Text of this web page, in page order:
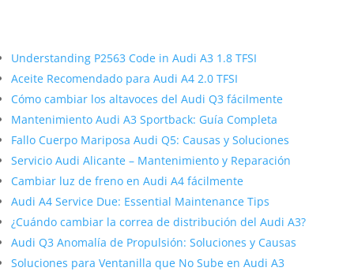
Understanding P2563 Code in Audi A3 1.8 TFSI
Aceite Recomendado para Audi A4 2.0 TFSI
Cómo cambiar los altavoces del Audi Q3 fácilmente
Mantenimiento Audi A3 Sportback: Guía Completa
Fallo Cuerpo Mariposa Audi Q5: Causas y Soluciones
Servicio Audi Alicante – Mantenimiento y Reparación
Cambiar luz de freno en Audi A4 fácilmente
Audi A4 Service Due: Essential Maintenance Tips
¿Cuándo cambiar la correa de distribución del Audi A3?
Audi Q3 Anomalía de Propulsión: Soluciones y Causas
Soluciones para Ventanilla que No Sube en Audi A3